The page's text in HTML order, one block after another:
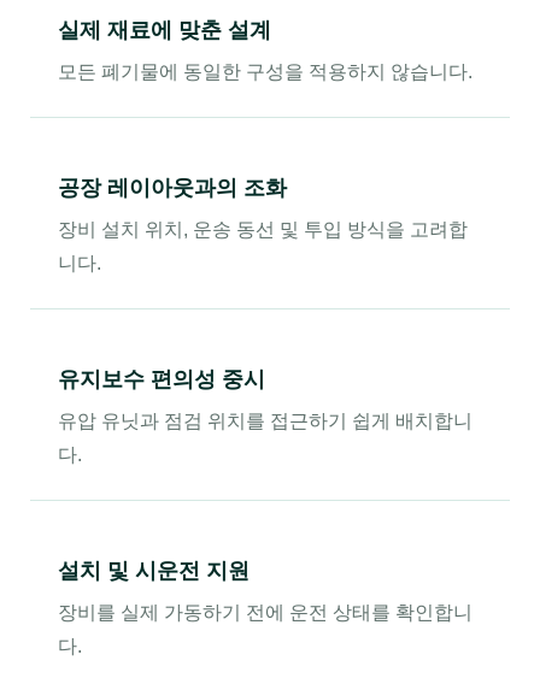
실제 재료에 맞춘 설계
모든 폐기물에 동일한 구성을 적용하지 않습니다.
공장 레이아웃과의 조화
장비 설치 위치, 운송 동선 및 투입 방식을 고려합
니다.
유지보수 편의성 중시
유압 유닛과 점검 위치를 접근하기 쉽게 배치합니
다.
설치 및 시운전 지원
장비를 실제 가동하기 전에 운전 상태를 확인합니
다.